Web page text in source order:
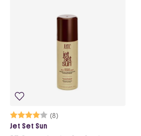
Karakter:
(8)
4.0 av 5 mulige
Jet Set Sun